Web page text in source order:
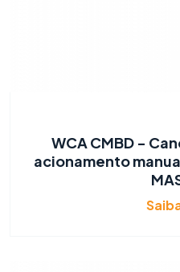
WCA CMBD -
acionamento